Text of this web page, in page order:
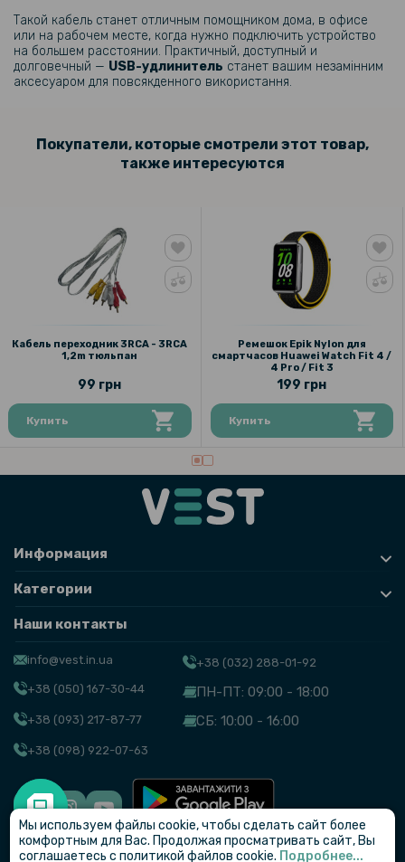
Такой кабель станет отличным помощником дома, в офисе
или на рабочем месте, когда нужно подключить устройство
на большем расстоянии. Практичный, доступный и
долговечный — USB-удлинитель станет вашим незамінним
аксесуаром для повсякденного використання.
Покупатели, которые смотрели этот товар,
также интересуются
Кабель переходник 3RCA - 3RCA
1,2m тюльпан
99 грн
Купить
Ремешок Epik Nylon для
смартчасов Huawei Watch Fit 4 /
4 Pro / Fit 3
199 грн
Купить
Информация
Категории
Наши контакты
info@vest.in.ua
+38 (050) 167-30-44
+38 (093) 217-87-77
+38 (098) 922-07-63
+38 (032) 288-01-92
ПН-ПТ: 09:00 - 18:00
СБ: 10:00 - 16:00
© VEST
Мы используем файлы cookie, чтобы сделать сайт более
комфортным для Вас. Продолжая просматривать сайт, Вы
соглашаетесь с политикой файлов cookie. Подробнее...